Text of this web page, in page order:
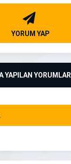
YORUM YAP
YAPILAN YORUMLAR